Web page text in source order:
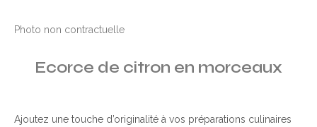
Photo non contractuelle
Ecorce de citron en morceaux
Ajoutez une touche d’originalité à vos préparations culinaires